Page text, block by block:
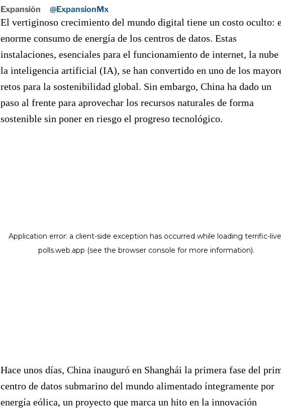
Expansión @ExpansionMx
El vertiginoso crecimiento del mundo digital tiene un costo oculto:
enorme consumo de energía de los centros de datos. Estas
instalaciones, esenciales para el funcionamiento de internet, la nube
la inteligencia artificial (IA), se han convertido en uno de los
retos para la sostenibilidad global. Sin embargo, China ha dado un
paso al frente para aprovechar los recursos naturales de forma
sostenible sin poner en riesgo el progreso tecnológico.
Hace unos días, China inauguró en Shanghái la primera fase del
centro de datos submarino del mundo alimentado íntegramente por
energía eólica, un proyecto que marca un hito en la innovación